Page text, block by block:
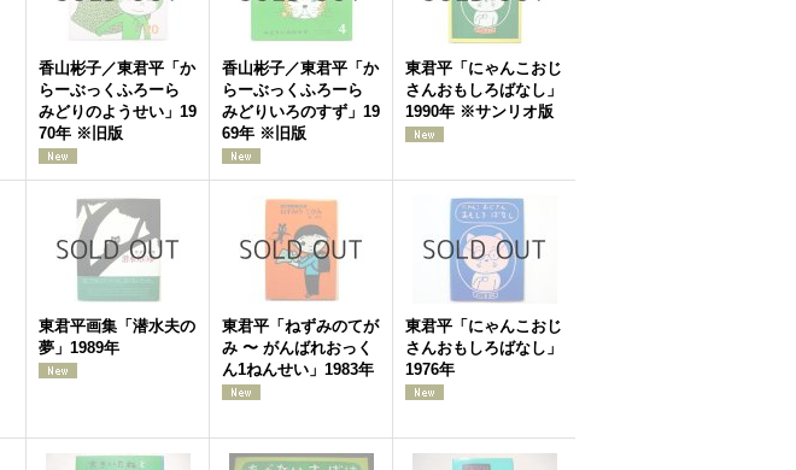
香山彬子／東君平「か
らーぶっくふろーら
みどりのようせい」19
70年 ※旧版
香山彬子／東君平「か
らーぶっくふろーら
みどりいろのすず」19
69年 ※旧版
東君平「にゃんこおじ
さんおもしろばなし」
1990年 ※サンリオ版
東君平画集「潜水夫の
夢」1989年
東君平「ねずみのてが
み 〜 がんばれおっく
ん1ねんせい」1983年
東君平「にゃんこおじ
さんおもしろばなし」
1976年